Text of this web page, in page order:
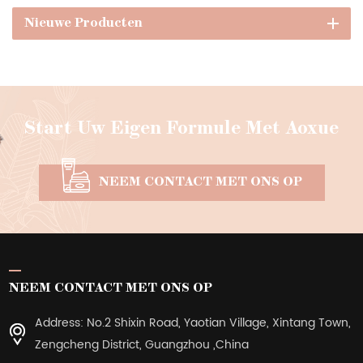
Nieuwe Producten
Start Uw Eigen Formule Met Aoxue
NEEM CONTACT MET ONS OP
NEEM CONTACT MET ONS OP
Address: No.2 Shixin Road, Yaotian Village, Xintang Town,
Zengcheng District, Guangzhou ,China